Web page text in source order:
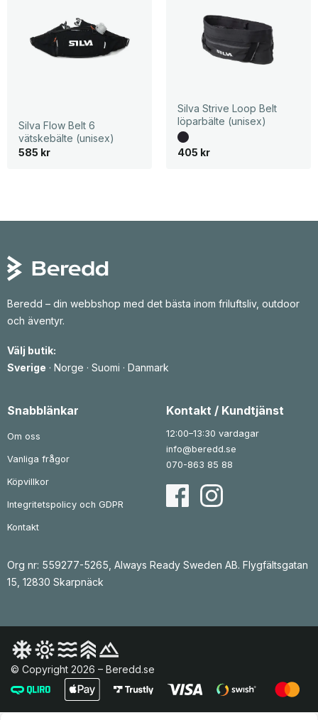
Silva Flow Belt 6
vätskebälte (unisex)
585 kr
Silva Strive Loop Belt
löparbälte (unisex)
405 kr
Beredd – din webbshop med det bästa inom friluftsliv, outdoor
och äventyr.
Välj butik:
Sverige · Norge · Suomi · Danmark
Snabblänkar
Om oss
Vanliga frågor
Köpvillkor
Integritetspolicy och GDPR
Kontakt
Kontakt / Kundtjänst
12:00–13:30 vardagar
info@beredd.se
070-863 85 88
Org nr: 559277-5265, Always Ready Sweden AB. Flygfältsgatan
15, 12830 Skarpnäck
© Copyright 2026 – Beredd.se